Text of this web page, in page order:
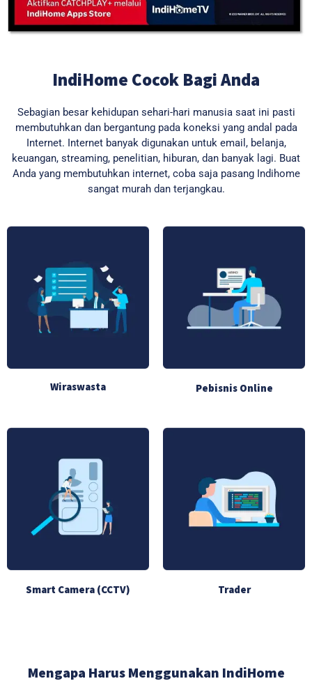
IndiHome Cocok Bagi Anda
Sebagian besar kehidupan sehari-hari manusia saat ini pasti
membutuhkan dan bergantung pada koneksi yang andal pada
Internet. Internet banyak digunakan untuk email, belanja,
keuangan, streaming, penelitian, hiburan, dan banyak lagi. Buat
Anda yang membutuhkan internet, coba saja pasang Indihome
sangat murah dan terjangkau.
Wiraswasta Pebisnis Online
Smart Camera (CCTV) Trader
Mengapa Harus Menggunakan IndiHome